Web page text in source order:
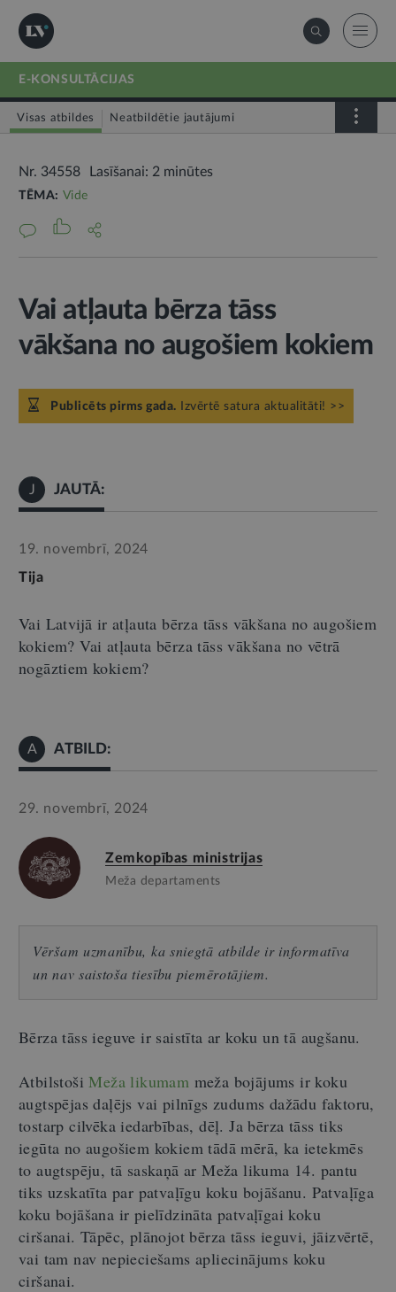
E-KONSULTĀCIJAS
Visas atbildes Neatbildētie jautājumi
Nr. 34558 Lasīšanai: 2 minūtes
TĒMA: Vide
Vai atļauta bērza tāss
vākšana no augošiem kokiem
Publicēts pirms gada. Izvērtē satura aktualitāti! >>
J JAUTĀ:
19. novembrī, 2024
Tija
Vai Latvijā ir atļauta bērza tāss vākšana no augošiem
kokiem? Vai atļauta bērza tāss vākšana no vētrā
nogāztiem kokiem?
A ATBILD:
29. novembrī, 2024
Zemkopības ministrijas
Meža departaments
Vēršam uzmanību, ka sniegtā atbilde ir informatīva
un nav saistoša tiesību piemērotājiem.
Bērza tāss ieguve ir saistīta ar koku un tā augšanu.
AtbilstošiMeža likumam meža bojājums ir koku
augtspējas daļējs vai pilnīgs zudums dažādu faktoru,
tostarp cilvēka iedarbības, dēļ. Ja bērza tāss tiks
iegūta no augošiem kokiem tādā mērā, ka ietekmēs
to augtspēju, tā saskaņā ar Meža likuma 14. pantu
tiks uzskatīta par patvaļīgu koku bojāšanu. Patvaļīga
koku bojāšana ir pielīdzināta patvaļīgai koku
ciršanai. Tāpēc, plānojot bērza tāss ieguvi, jāizvērtē,
vai tam nav nepieciešams apliecinājums koku
ciršanai.